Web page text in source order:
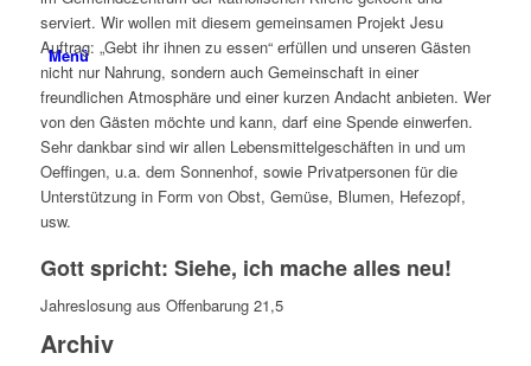
Menü
serviert. Wir wollen mit diesem gemeinsamen Projekt Jesu
Auftrag: „Gebt ihr ihnen zu essen“ erfüllen und unseren Gästen
nicht nur Nahrung, sondern auch Gemeinschaft in einer
freundlichen Atmosphäre und einer kurzen Andacht anbieten. Wer
von den Gästen möchte und kann, darf eine Spende einwerfen.
Sehr dankbar sind wir allen Lebensmittelgeschäften in und um
Oeffingen, u.a. dem Sonnenhof, sowie Privatpersonen für die
Unterstützung in Form von Obst, Gemüse, Blumen, Hefezopf,
usw.
Gott spricht: Siehe, ich mache alles neu!
Jahreslosung aus Offenbarung 21,5
Archiv